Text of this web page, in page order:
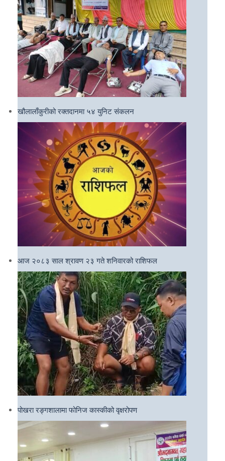
खौलालाँकुरीको रक्तदानमा ५४ युनिट संकलन
आज २०८३ साल श्रावण २३ गते शनिवारको राशिफल
पोखरा रङ्गशालामा फोनिज कास्कीको वृक्षरोपण